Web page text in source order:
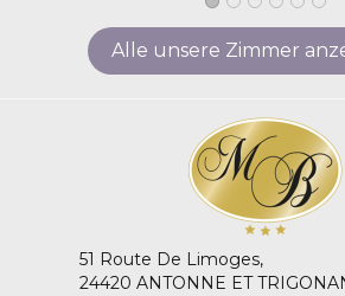
Alle unsere Zimmer
51 Route De Limoges,
24420 ANTONNE ET